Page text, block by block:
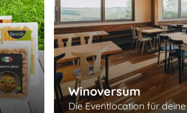
Winoversum
Die Eventlocation für deine